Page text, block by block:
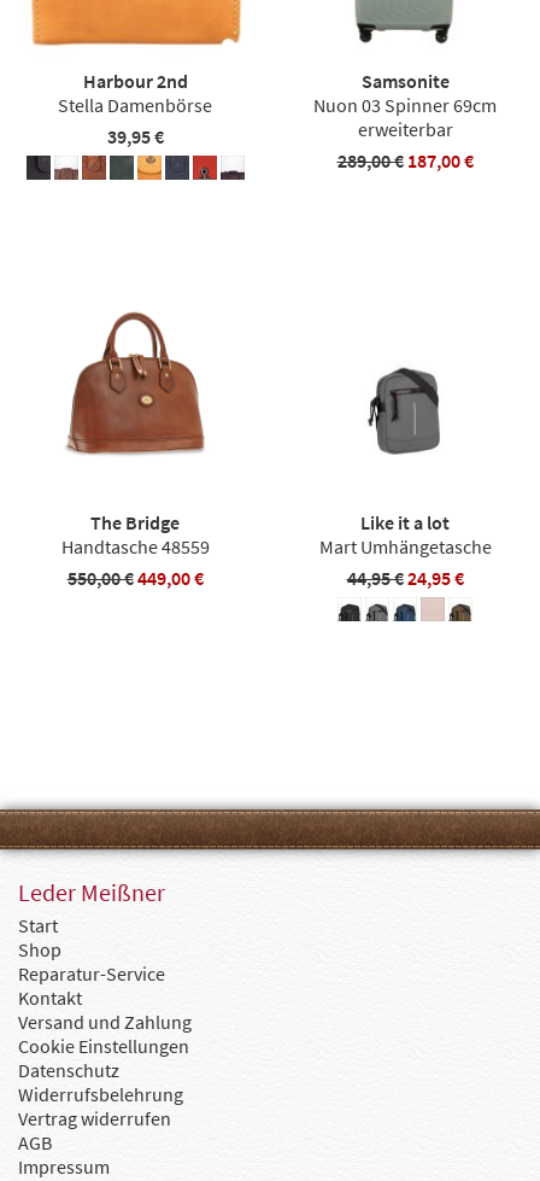
Harbour 2nd
Stella Damenbörse
39,95 €
Samsonite
Nuon 03 Spinner 69cm
erweiterbar
289,00 € 187,00 €
The Bridge
Handtasche 48559
550,00 €449,00 €
Like it a lot
Mart Umhängetasche
44,95 €24,95 €
Leder Meißner
Start
Shop
Reparatur-Service
Kontakt
Versand und Zahlung
Cookie Einstellungen
Datenschutz
Widerrufsbelehrung
Vertrag widerrufen
AGB
Impressum